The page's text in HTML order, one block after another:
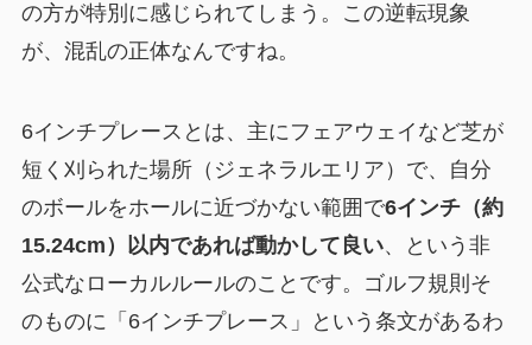
の方が特別に感じられてしまう。この逆転現象
が、混乱の正体なんですね。
6インチプレースとは、主にフェアウェイなど芝が
短く刈られた場所（ジェネラルエリア）で、自分
のボールをホールに近づかない範囲で6インチ（約
15.24cm）以内であれば動かして良い、という非
公式なローカルルールのことです。ゴルフ規則そ
のものに「6インチプレース」という条文があるわ